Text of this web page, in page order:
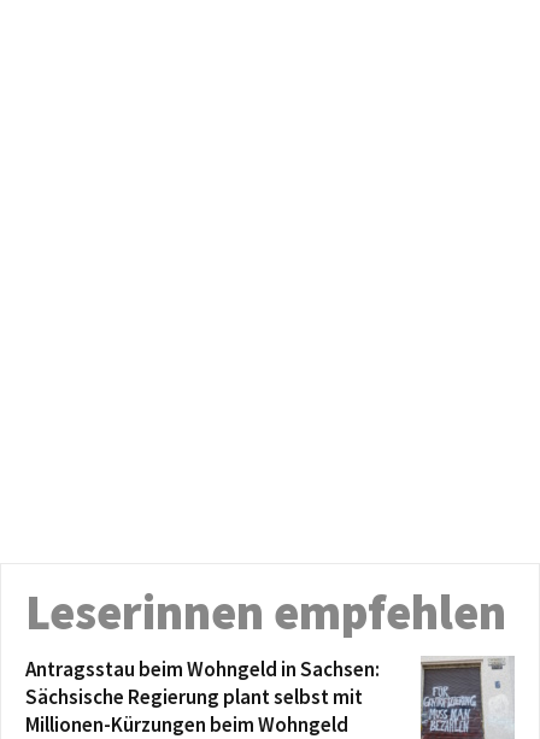
Leserinnen empfehlen
Antragsstau beim Wohngeld in Sachsen:
Sächsische Regierung plant selbst mit
Millionen-Kürzungen beim Wohngeld